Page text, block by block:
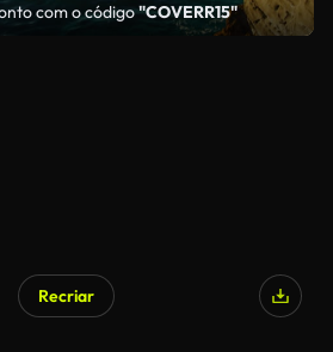
com o código"COVERR15"
Recriar